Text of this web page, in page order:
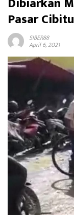
Pasar
SIBER88
April 6, 2021